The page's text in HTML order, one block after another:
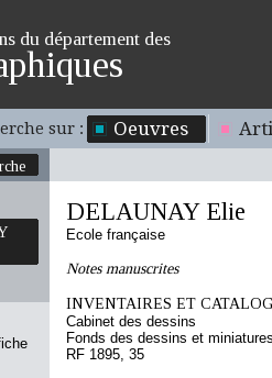
du département des
sur : Oeuvres
DELAUNAY Elie
Ecole française
Notes manuscrites
INVENTAIRES ET
Cabinet des dessins
Fonds des dessins et
RF 1895, 35